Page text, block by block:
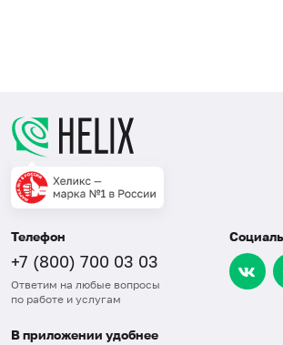
Телефон
+7 (800) 700 03 03
Ответим на любые вопросы
по работе и услугам
В приложении удобнее